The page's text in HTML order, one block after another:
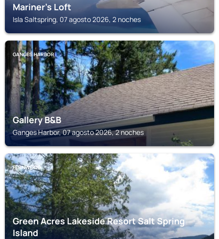
Mariner's Loft
Isla Saltspring, 07 agosto 2026, 2 noches
GANGES HARBOR
Gallery B&B
Ganges Harbor, 07 agosto 2026, 2 noches
FERNWOOD
Green Acres Lakeside Resort Salt Spring
Island